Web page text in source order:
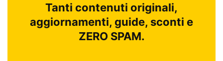
Tanti contenuti originali,
aggiornamenti, guide, sconti e
ZERO SPAM.